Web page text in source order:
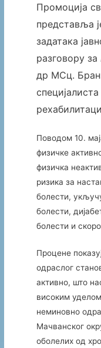
Промоција
представља
задатака
разговору за
др МСц.
Поводом 10.
физичке
физичка
ризика за
болести,
болести,
болести и
Процене
одраслог
активно, што
високим
неминовно
Мачванског
оболелих од